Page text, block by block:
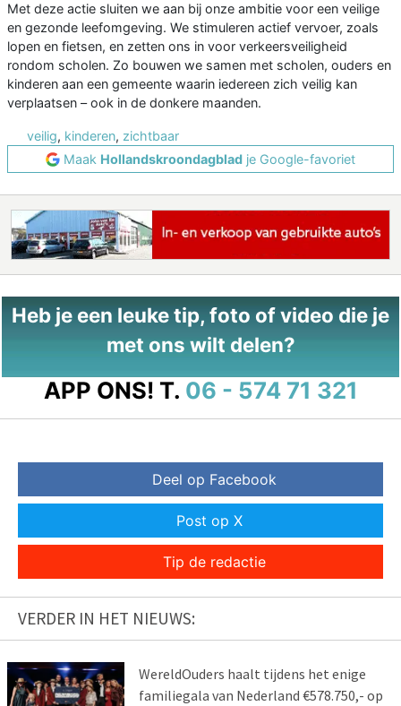
Met deze actie sluiten we aan bij onze ambitie voor een veilige
en gezonde leefomgeving. We stimuleren actief vervoer, zoals
lopen en fietsen, en zetten ons in voor verkeersveiligheid
rondom scholen. Zo bouwen we samen met scholen, ouders en
kinderen aan een gemeente waarin iedereen zich veilig kan
verplaatsen – ook in de donkere maanden.
veilig, kinderen, zichtbaar
Maak Hollandskroondagblad je Google-favoriet
Heb je een leuke tip, foto of video die je
met ons wilt delen?
APP ONS! T. 06 - 574 71 321
Deel op Facebook
Post op X
Tip de redactie
VERDER IN HET NIEUWS:
WereldOuders haalt tijdens het enige
familiegala van Nederland €578.750,- op